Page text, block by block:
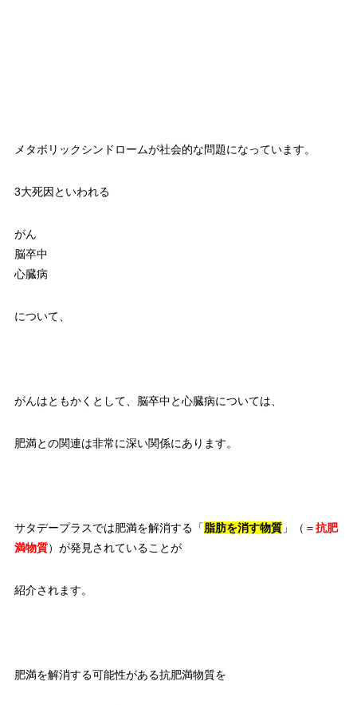
メタボリックシンドロームが社会的な問題になっています。
3大死因といわれる
がん
脳卒中
心臓病
について、
がんはともかくとして、脳卒中と心臓病については、
肥満との関連は非常に深い関係にあります。
サタデープラスでは肥満を解消する「脂肪を消す物質」（＝抗肥
満物質）が発見されていることが
紹介されます。
肥満を解消する可能性がある抗肥満物質を